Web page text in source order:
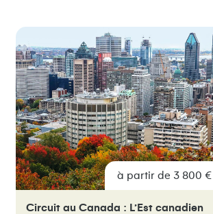
à partir de 3 800 €
Circuit au Canada : L’Est canadien